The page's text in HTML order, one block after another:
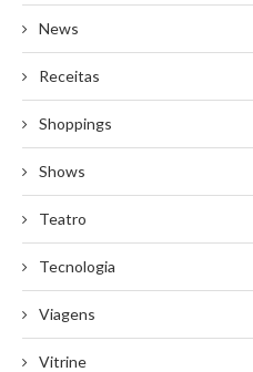
News
Receitas
Shoppings
Shows
Teatro
Tecnologia
Viagens
Vitrine